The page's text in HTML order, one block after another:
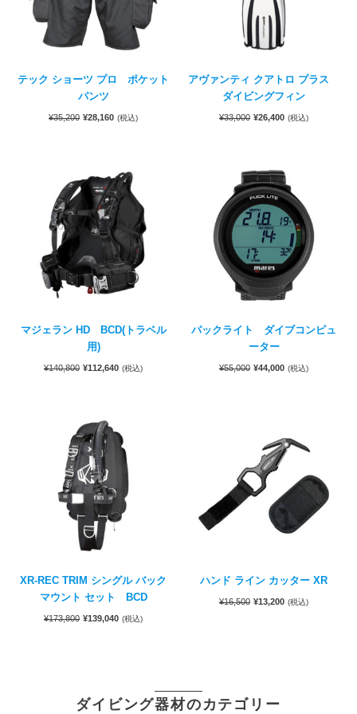
テック ショーツ プロ ポケット
パンツ
¥35,200 ¥28,160 (税込)
アヴァンティ クアトロ プラス
ダイビングフィン
¥33,000 ¥26,400 (税込)
マジェラン HD BCD(トラベル
用)
¥140,800 ¥112,640 (税込)
パックライト ダイブコンピュ
ーター
¥55,000 ¥44,000 (税込)
XR-REC TRIM シングル バック
マウント セット BCD
¥173,800 ¥139,040 (税込)
ハンド ライン カッター XR
¥16,500 ¥13,200 (税込)
ダイビング器材のカテゴリー